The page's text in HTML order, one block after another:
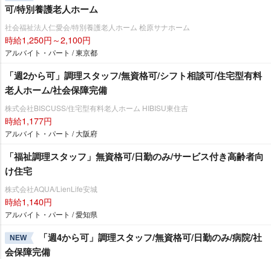
可/特別養護老人ホーム
社会福祉法人仁愛会/特別養護老人ホーム 桧原サナホーム
時給1,250円～2,100円
アルバイト・パート / 東京都
「週2から可」調理スタッフ/無資格可/シフト相談可/住宅型有料
老人ホーム/社会保障完備
株式会社BISCUSS/住宅型有料老人ホーム HIBISU東住吉
時給1,177円
アルバイト・パート / 大阪府
「福祉調理スタッフ」無資格可/日勤のみ/サービス付き高齢者向
け住宅
株式会社AQUA/LienLife安城
時給1,140円
アルバイト・パート / 愛知県
NEW
「週4から可」調理スタッフ/無資格可/日勤のみ/病院/社
会保障完備